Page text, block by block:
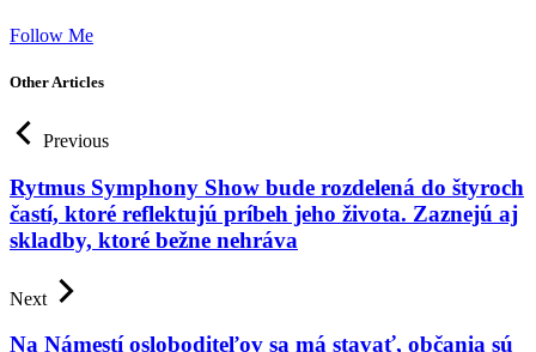
Follow Me
Other Articles
Previous
Rytmus Symphony Show bude rozdelená do štyroch
častí, ktoré reflektujú príbeh jeho života. Zaznejú aj
skladby, ktoré bežne nehráva
Next
Na Námestí osloboditeľov sa má stavať, občania sú